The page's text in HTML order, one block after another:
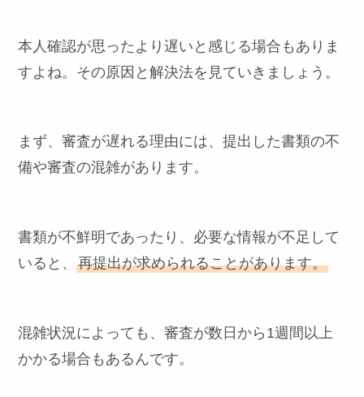
本人確認が思ったより遅いと感じる場合もありま
すよね。その原因と解決法を見ていきましょう。
まず、審査が遅れる理由には、提出した書類の不
備や審査の混雑があります。
書類が不鮮明であったり、必要な情報が不足して
いると、再提出が求められることがあります。
混雑状況によっても、審査が数日から1週間以上
かかる場合もあるんです。